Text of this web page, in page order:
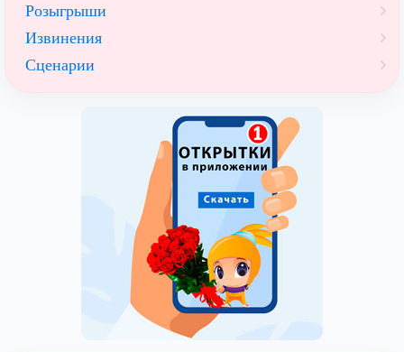
Розыгрыши
Извинения
Сценарии